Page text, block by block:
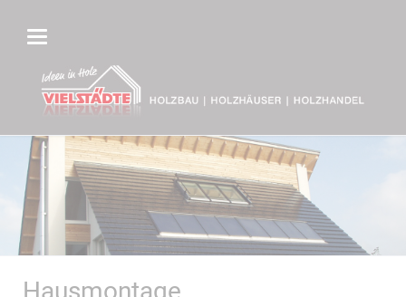
Hausmontage